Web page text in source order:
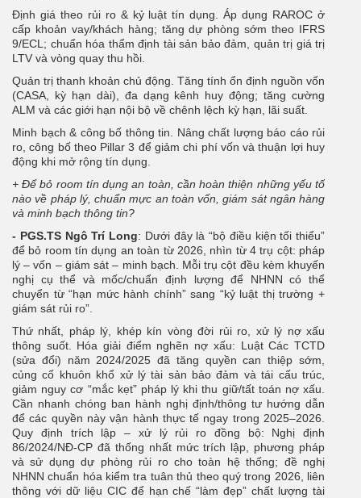
Định giá theo rủi ro & kỷ luật tín dụng. Áp dụng RAROC ở
cấp khoản vay/khách hàng; tăng dự phòng sớm theo IFRS
9/ECL; chuẩn hóa thẩm định tài sản bảo đảm, quản trị giá trị
LTV và vòng quay thu hồi.
Quản trị thanh khoản chủ động. Tăng tính ổn định nguồn vốn
(CASA, kỳ hạn dài), đa dạng kênh huy động; tăng cường
ALM và các giới hạn nội bộ về chênh lệch kỳ hạn, lãi suất.
Minh bạch & công bố thông tin. Nâng chất lượng báo cáo rủi
ro, công bố theo Pillar 3 để giảm chi phí vốn và thuận lợi huy
động khi mở rộng tín dụng.
+Để bỏ room tín dụng an toàn, cần hoàn thiện những yếu tố
nào về pháp lý, chuẩn mực an toàn vốn, giám sát ngân hàng
và minh bạch thông tin?
- PGS.TS Ngô Trí Long: Dưới đây là “bộ điều kiện tối thiểu”
để bỏ room tín dụng an toàn từ 2026, nhìn từ 4 trụ cột: pháp
lý – vốn – giám sát – minh bạch. Mỗi trụ cột đều kèm khuyến
nghị cụ thể và mốc/chuẩn định lượng để NHNN có thể
chuyển từ “hạn mức hành chính” sang “kỷ luật thị trường +
giám sát rủi ro”.
Thứ nhất, pháp lý, khép kín vòng đời rủi ro, xử lý nợ xấu
thông suốt. Hóa giải điểm nghẽn nợ xấu: Luật Các TCTD
(sửa đổi) năm 2024/2025 đã tăng quyền can thiệp sớm,
củng cố khuôn khổ xử lý tài sản bảo đảm và tái cấu trúc,
giảm nguy cơ “mắc kẹt” pháp lý khi thu giữ/tất toán nợ xấu.
Cần nhanh chóng ban hành nghị định/thông tư hướng dẫn
để các quyền này vận hành thực tế ngay trong 2025–2026.
Quy định trích lập – xử lý rủi ro đồng bộ: Nghị định
86/2024/NĐ-CP đã thống nhất mức trích lập, phương pháp
và sử dụng dự phòng rủi ro cho toàn hệ thống; đề nghị
NHNN chuẩn hóa kiểm tra tuân thủ theo quý trong 2026, liên
thông với dữ liệu CIC để hạn chế “làm đẹp” chất lượng tài